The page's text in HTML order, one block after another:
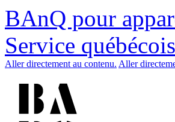
BAnQ pour
Service
Aller directement au contenu. Aller